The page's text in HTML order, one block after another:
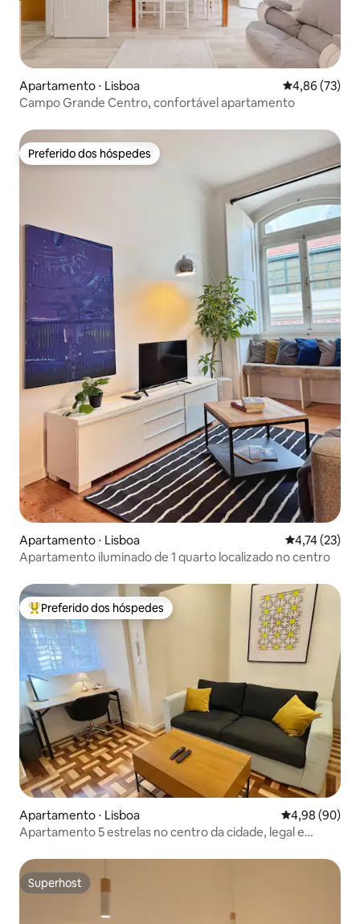
Apartamento ⋅ Lisboa 4,86 de uma
4,86 (73)
Campo Grande Centro, confortável apartamento
Preferido dos hóspedes
Preferido dos hóspedes
Apartamento ⋅ Lisboa 4,74 de uma
4,74 (23)
Apartamento iluminado de 1 quarto localizado no centro
Entre os melhores preferidos dos hóspedes
Preferido dos hóspedes
Apartamento ⋅ Lisboa 4,98 de uma
4,98 (90)
Apartamento 5 estrelas no centro da cidade, legal e
Superhost
Superhost